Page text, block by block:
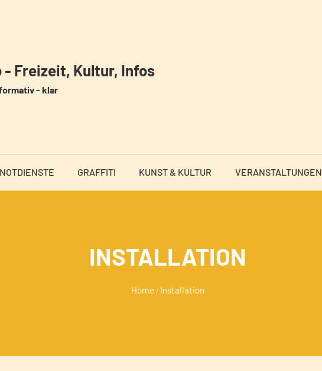
- Freizeit, Kultur, Infos
- klar
GRAFFITI KUNST & KULTUR VERANSTALTUNGEN
INSTALLATION
Home / Installation